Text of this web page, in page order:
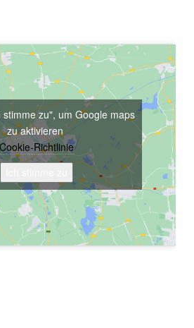
stimme zu", um Google maps
zu aktivieren
Cookie-Richtlinie